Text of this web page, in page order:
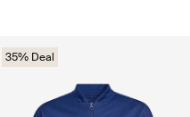
35% Deal